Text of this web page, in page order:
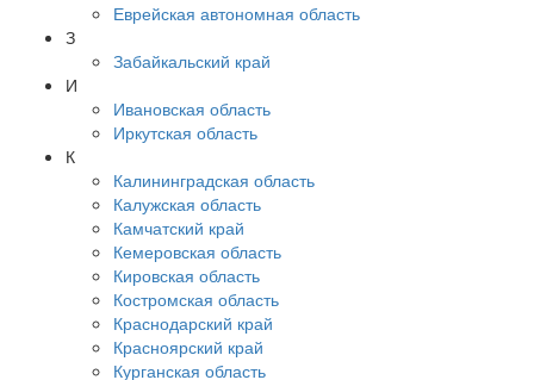
Еврейская автономная область
З
Забайкальский край
И
Ивановская область
Иркутская область
К
Калининградская область
Калужская область
Камчатский край
Кемеровская область
Кировская область
Костромская область
Краснодарский край
Красноярский край
Курганская область